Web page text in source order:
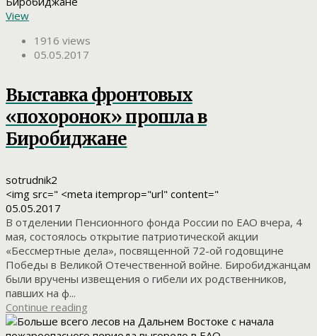
View
1916 views
05.05.2017
Выставка фронтовых
«похоронок» прошла в
Биробиджане
sotrudnik2
<img src=" <meta itemprop="url" content="
05.05.2017
В отделении Пенсионного фонда России по ЕАО вчера, 4
мая, состоялось открытие патриотической акции
«Бессмертные дела», посвященной 72-ой годовщине
Победы в Великой Отечественной войне. Биробиджанцам
были вручены извещения о гибели их родственников,
павших на ф...
Continue reading